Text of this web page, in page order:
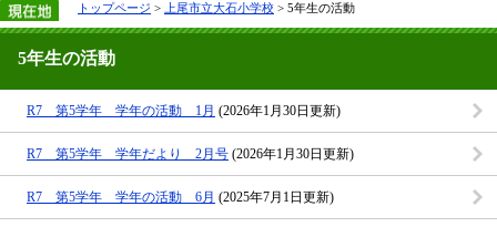
トップページ > 上尾市立大石小学校 > 5年生の活動
5年生の活動
R7 第5学年 学年の活動 1月 (2026年1月30日更新)
R7 第5学年 学年だより 2月号 (2026年1月30日更新)
R7 第5学年 学年の活動 6月 (2025年7月1日更新)